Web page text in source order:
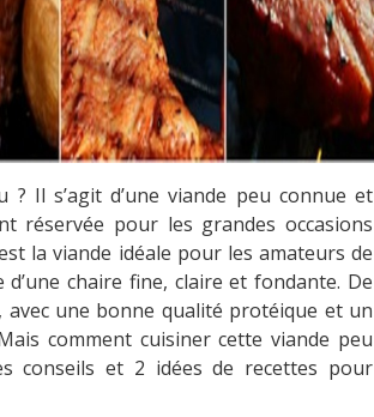
? Il s’agit d’une viande peu connue et
réservée pour les grandes occasions
la viande idéale pour les amateurs de
chaire fine, claire et fondante. De
une bonne qualité protéique et un
comment cuisiner cette viande peu
conseils et 2 idées de recettes pour